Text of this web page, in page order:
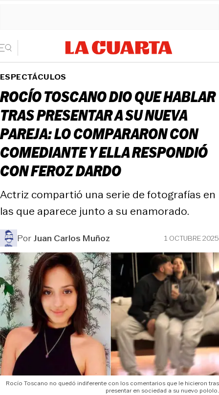
ESPECTÁCULOS
ROCÍO TOSCANO DIO QUE HABLAR
TRAS PRESENTAR A SU NUEVA
PAREJA: LO COMPARARON CON
COMEDIANTE Y ELLA RESPONDIÓ
CON FEROZ DARDO
Actriz compartió una serie de fotografías en
las que aparece junto a su enamorado.
PorJuan Carlos Muñoz 1 OCTUBRE 2025
Rocío Toscano no quedó indiferente con los comentarios que le hicieron tras
presentar en sociedad a su nuevo pololo.